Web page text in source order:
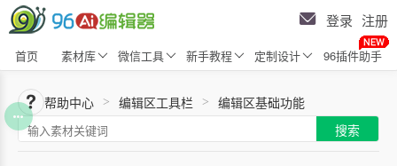
首页 素材库 微信工具 新手教程 定制设计 96插件助手
登录 注册
帮助中心 > 编辑区工具栏 >
编辑区基础功能
搜索